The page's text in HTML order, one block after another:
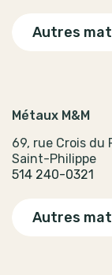
Autres
Métaux M&M
69, rue Crois du
Saint-Philippe
514 240-0321
Autres